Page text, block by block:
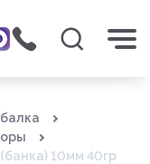
10мм 40гр